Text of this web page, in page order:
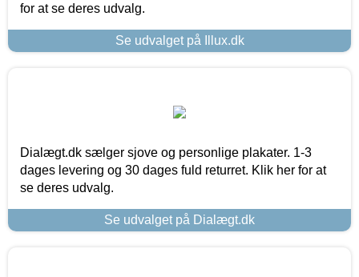
for at se deres udvalg.
Se udvalget på Illux.dk
Dialægt.dk sælger sjove og personlige plakater. 1-3
dages levering og 30 dages fuld returret. Klik her for at
se deres udvalg.
Se udvalget på Dialægt.dk